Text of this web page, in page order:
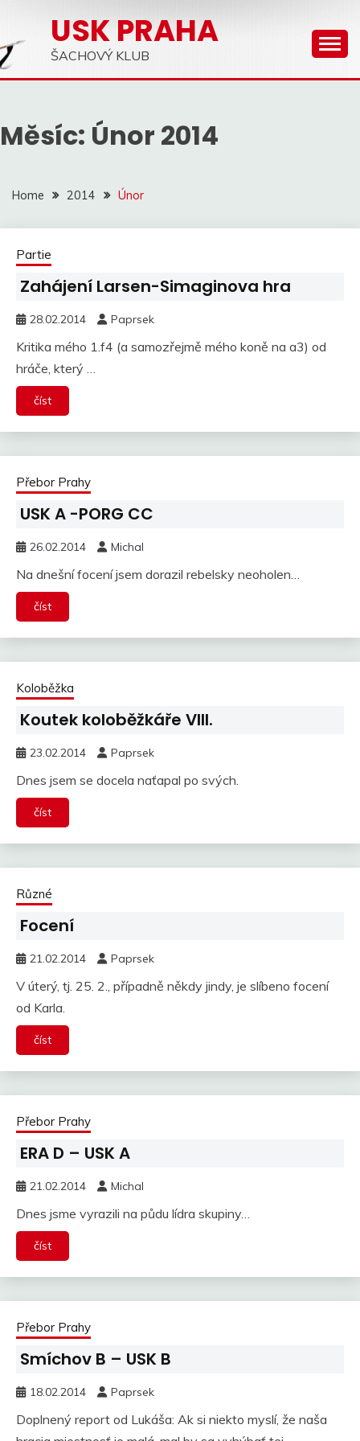
content
USK PRAHA
ŠACHOVÝ KLUB
Měsíc: Únor 2014
Home 2014 Únor
Partie
Zahájení Larsen-Simaginova hra
28.02.2014 Paprsek
Kritika mého 1.f4 (a samozřejmě mého koně na a3) od
hráče, který …
číst
Přebor Prahy
USK A -PORG CC
26.02.2014 Michal
Na dnešní focení jsem dorazil rebelsky neoholen…
číst
Koloběžka
Koutek koloběžkáře VIII.
23.02.2014 Paprsek
Dnes jsem se docela naťapal po svých.
číst
Různé
Focení
21.02.2014 Paprsek
V úterý, tj. 25. 2., případně někdy jindy, je slíbeno focení
od Karla.
číst
Přebor Prahy
ERA D – USK A
21.02.2014 Michal
Dnes jsme vyrazili na půdu lídra skupiny…
číst
Přebor Prahy
Smíchov B – USK B
18.02.2014 Paprsek
Doplnený report od Lukáša: Ak si niekto myslí, že naša